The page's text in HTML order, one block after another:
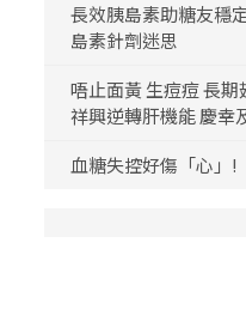
長效胰島素助糖友穩
島素針劑迷思
唔止面黃 生痘痘 長
祥興逆轉肝機能 慶幸
血糖失控好傷「心」!